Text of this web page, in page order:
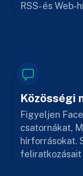
RSS- és
Közösségi
Figyeljen
csatornákat,
hírforrásokat.
feliratkozásait